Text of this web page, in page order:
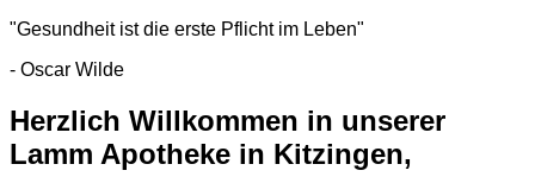
"Gesundheit ist die erste Pflicht im Leben"
- Oscar Wilde
Herzlich Willkommen in unserer
Lamm Apotheke in Kitzingen,